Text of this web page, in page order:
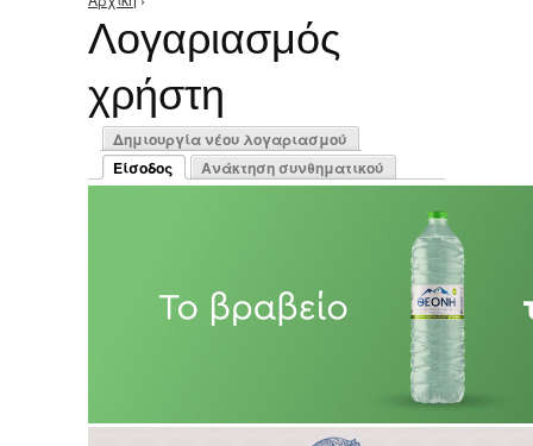
Είστε εδώ
Λογαριασμός
χρήστη
Πρωτεύουσες καρτέλες
Δημιουργία νέου λογαριασμού
Είσοδος
(ενεργή καρτέλα)
Ανάκτηση συνθηματικού